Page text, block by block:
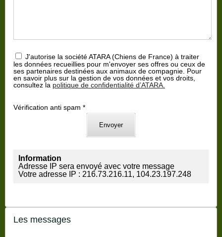
J'autorise la société ATARA (Chiens de France) à traiter
les données recueillies pour m'envoyer ses offres ou ceux de
ses partenaires destinées aux animaux de compagnie. Pour
en savoir plus sur la gestion de vos données et vos droits,
consultez la politique de confidentialité d’ATARA.
Vérification anti spam *
Information
Adresse IP sera envoyé avec votre message
Votre adresse IP : 216.73.216.11, 104.23.197.248
Les messages